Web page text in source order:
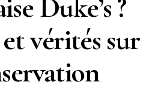
Duke’s ?
vérités sur